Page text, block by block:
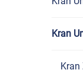
Kran
Kran